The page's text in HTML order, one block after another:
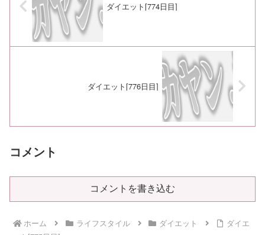
ダイエット[774日目]
ダイエット[776日目]
コメント
コメントを書き込む
ホーム ライフスタイル ダイエット
ダイエ